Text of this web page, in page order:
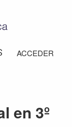
ACCEDER
en 3º